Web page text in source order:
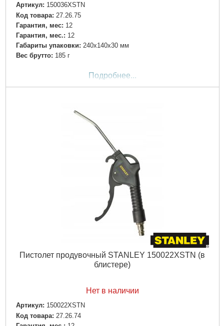
Артикул: 150036XSTN
Код товара: 27.26.75
Гарантия, мес: 12
Гарантия, мес.: 12
Габариты упаковки: 240x140x30 мм
Вес брутто: 185 г
Подробнее...
Пистолет продувочный STANLEY 150022XSTN (в
блистере)
Нет в наличии
Артикул: 150022XSTN
Код товара: 27.26.74